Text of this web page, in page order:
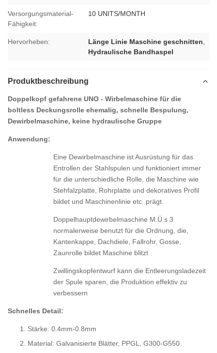
Versorgungsmaterial-
Fähigkeit:
10 UNITS/MONTH
Hervorheben: Länge Linie Maschine geschnitten
Hydraulische Bandhaspel
Produktbeschreibung
Doppelkopf gefahrene UNO - Wirbelmaschine für die
boltless Deckungsrolle ehemalig, schnelle Bespulung,
Dewirbelmaschine, keine hydraulische Gruppe
Anwendung:
Eine Dewirbelmaschine ist Ausrüstung für das
Entrollen der Stahlspulen und funktioniert immer
für die unterschiedliche Rolle, die Maschine wie
Stehfalzplatte, Rohrplatte und dekoratives Profil
bildet und Maschinenlinie etc. prägt.
Doppelhauptdewirbelmaschine M.Ü.s 3
normalerweise benutzt für die Ordnung, die,
Kantenkappe, Dachdiele, Fallrohr, Gosse,
Zaunrolle bildet Maschine blitzt
Zwillingskopfentwurf kann die Entleerungsladezeit
der Spule sparen, die Produktion effektiv zu
verbessern
Schnelles Detail:
Stärke: 0.4mm-0.8mm
Material: Galvanisierte Blätter, PPGL, G300-G550